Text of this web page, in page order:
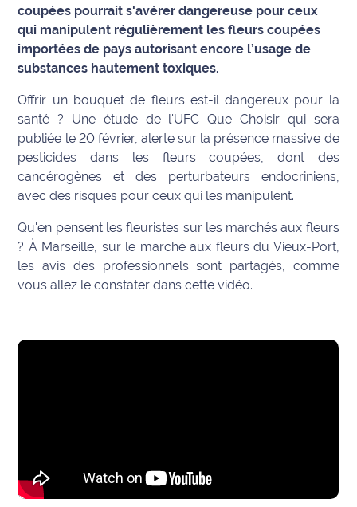
Économie
Éducation
Environnement
Info
route
Loisirs
Météo
National
coupées pourrait s'avérer dangereuse pour ceux
qui manipulent régulièrement les fleurs coupées
importées de pays autorisant encore l’usage de
substances hautement toxiques.
Offrir un bouquet de fleurs est-il dangereux pour la
santé ? Une étude de l'UFC Que Choisir qui sera
publiée le 20 février, alerte sur la présence massive de
pesticides dans les fleurs coupées, dont des
cancérogènes et des perturbateurs endocriniens,
avec des risques pour ceux qui les manipulent.
Qu'en pensent les fleuristes sur les marchés aux fleurs
? À Marseille, sur le marché aux fleurs du Vieux-Port,
les avis des professionnels sont partagés, comme
vous allez le constater dans cette vidéo.